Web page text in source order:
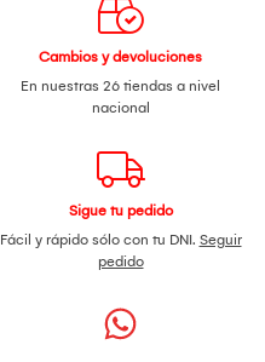
Cambios y devoluciones
En nuestras 26 tiendas a nivel
nacional
Sigue tu pedido
Fácil y rápido sólo con tu DNI. Seguir
pedido